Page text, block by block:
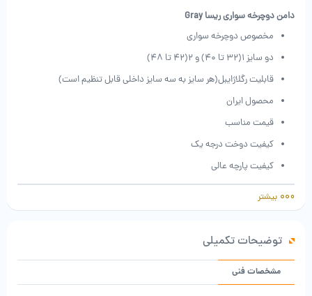
دامن دوچرخه سواری ریسا Gray
مخصوص دوچرخه سواری
دو سایز 1(32 تا 40) و 2(42 تا 48)
قابلیت رگلاژایبل(هر سایز به سه سایز داخلی قابل تنظیم است)
محصول ایران
قیمت مناسب
کیفیت دوخت درجه یک
کیفیت پارچه عالی
کد محصول:1107
رنگ: خاکستری
بیشتر
توضیحات تکمیلی
مشخصات فنی